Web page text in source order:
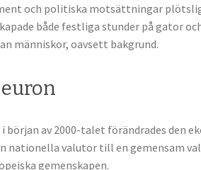
och politiska motsättningar
både festliga stunder på gator
människor, oavsett bakgrund.
början av 2000-talet förändrades den
nationella valutor till en gemensam
gemenskapen.